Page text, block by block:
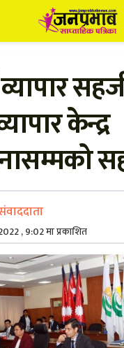
केन्द्र
, 9:02 मा प्रकाशित